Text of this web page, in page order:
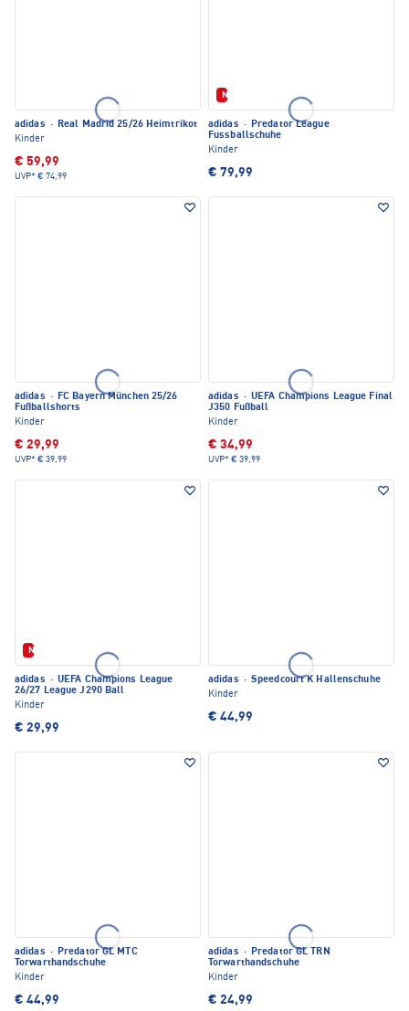
adidas · Real Madrid 25/26 Heimtrikot
Kinder
€ 59,99
UVP* € 74,99
Neu
adidas · Predator League
Fussballschuhe
Kinder
€ 79,99
adidas · FC Bayern München 25/26
Fußballshorts
Kinder
€ 29,99
UVP* € 39,99
adidas · UEFA Champions League Final
J350 Fußball
Kinder
€ 34,99
UVP* € 39,99
Neu
adidas · UEFA Champions League
26/27 League J290 Ball
Kinder
€ 29,99
adidas · Speedcourt K Hallenschuhe
Kinder
€ 44,99
adidas · Predator GL MTC
Torwarthandschuhe
Kinder
€ 44,99
adidas · Predator GL TRN
Torwarthandschuhe
Kinder
€ 24,99